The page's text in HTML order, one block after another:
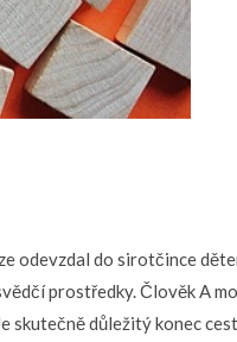
odevzdal do sirotčince
prostředky. Člověk A
důležitý konec